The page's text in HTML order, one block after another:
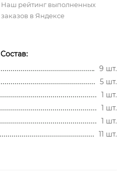
Наш рейтинг выполненных
заказов в Яндексе
Состав:
9 шт.
5 шт.
1 шт.
1 шт.
1 шт.
11 шт.